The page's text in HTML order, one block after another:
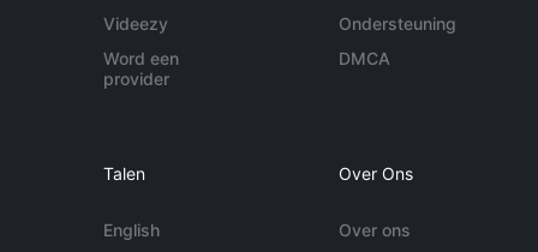
Videezy
Word een
provider
Ondersteuning
DMCA
Talen
English
Over Ons
Over ons